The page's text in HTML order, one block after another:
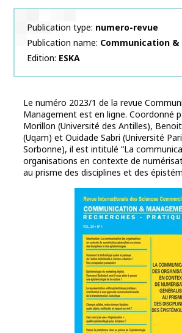
Publication type numero-revue
Publication name Communication
Edition ESKA
Le numéro 2023/1 de la revue
Management est en ligne. Coordonné
Morillon (Université des Antilles),
(Uqam) et Ouidade Sabri (Université
Sorbonne), il est intitulé “La
organisations en contexte de
au prisme des disciplines et des